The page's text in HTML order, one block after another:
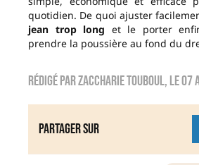
quotidien. De quoi ajuster
jean trop long et le porter
prendre la poussière au fond du
Rédigé parzaccharie touboul, le07
Partager sur